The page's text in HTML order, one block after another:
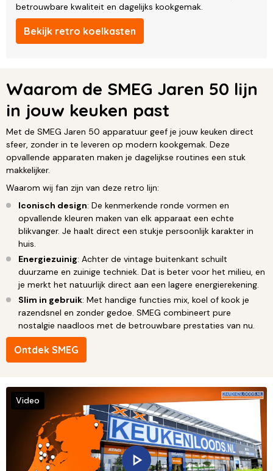
betrouwbare kwaliteit en dagelijks kookgemak.
Bekijk retro koelkasten
Waarom de SMEG Jaren 50 lijn
in jouw keuken past
Met de SMEG Jaren 50 apparatuur geef je jouw keuken direct
sfeer, zonder in te leveren op modern kookgemak. Deze
opvallende apparaten maken je dagelijkse routines een stuk
makkelijker.
Waarom wij fan zijn van deze retro lijn:
Iconisch design: De kenmerkende ronde vormen en
opvallende kleuren maken van elk apparaat een echte
blikvanger. Je haalt direct een stukje persoonlijk karakter in
huis.
Energiezuinig: Achter de vintage buitenkant schuilt
duurzame en zuinige techniek. Dat is beter voor het milieu, en
je merkt het natuurlijk direct aan een lagere energierekening.
Slim in gebruik: Met handige functies mix, koel of kook je
razendsnel en zonder gedoe. SMEG combineert pure
nostalgie naadloos met de betrouwbare prestaties van nu.
Ontdek SMEG
Video